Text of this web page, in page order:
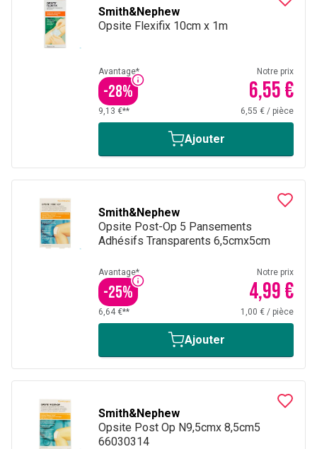
Smith&Nephew
Opsite Flexifix 10cm x 1m
Avantage*
-28%
Notre prix
6,55 €
9,13 €** 6,55 € / pièce
Ajouter
Smith&Nephew
Opsite Post-Op 5 Pansements
Adhésifs Transparents 6,5cmx5cm
Avantage*
-25%
Notre prix
4,99 €
6,64 €** 1,00 € / pièce
Ajouter
Smith&Nephew
Opsite Post Op N9,5cmx 8,5cm5
66030314